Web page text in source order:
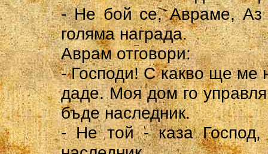
- Не бой се, Авраме, Аз
голяма награда.
Аврам отговори:
- Господи! С какво ще ме
даде. Моя дом го
бъде наследник.
- Не той - каза